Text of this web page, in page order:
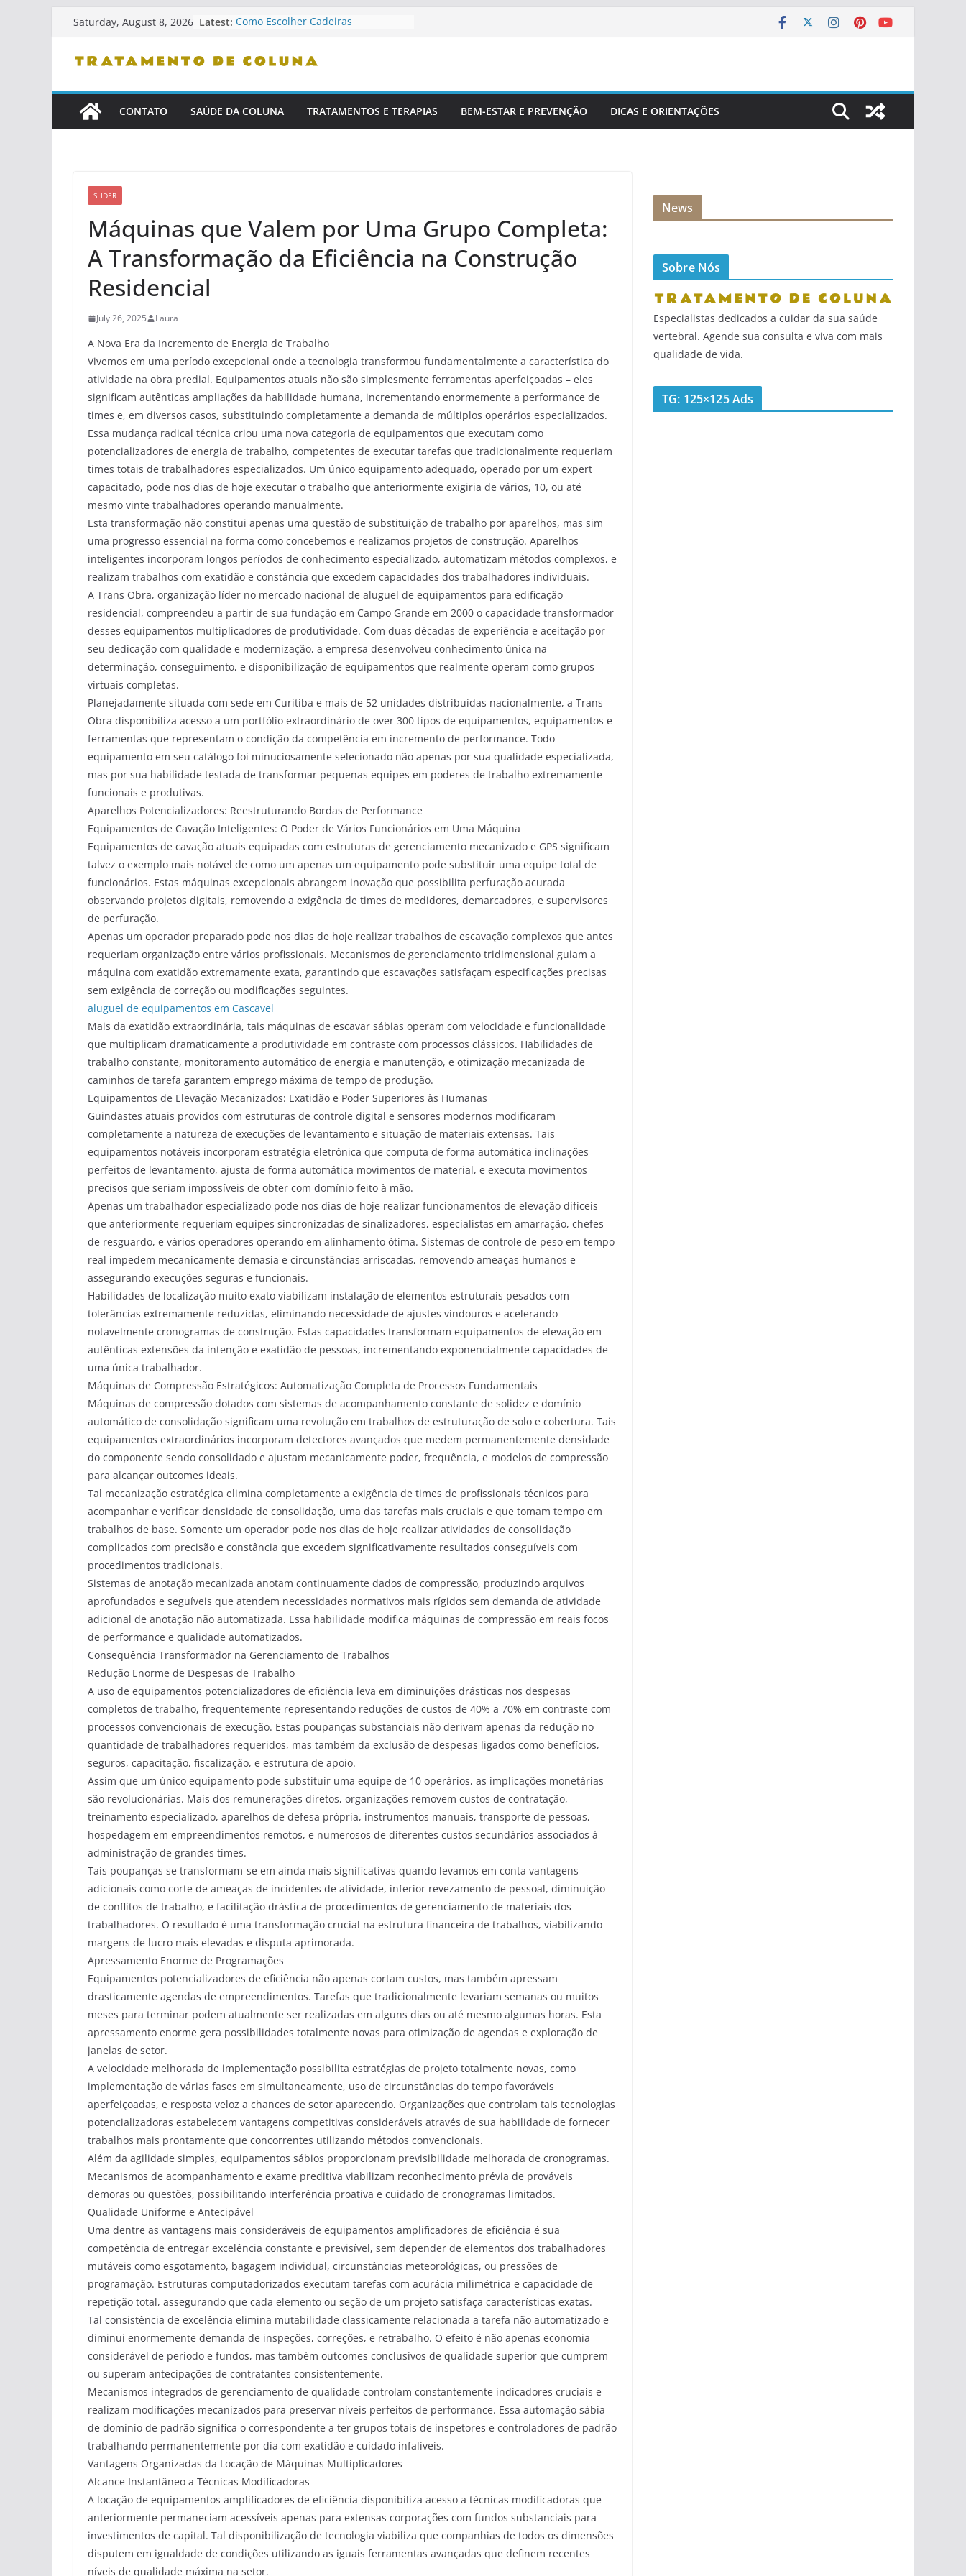
content
Saturday, August 8, 2026 Latest: Como Escolher Cadeiras
Confiança
Problemas De Coluna
Como Se Levantar Corretamente Da
CONTATO SAÚDE DA COLUNA TRATAMENTOS E TERAPIAS BEM-ESTAR E PREVENÇÃO DICAS E ORIENTAÇÕES
SLIDER
Máquinas que Valem por Uma Grupo Completa:
A Transformação da Eficiência na Construção
Residencial
July 26, 2025 Laura
A Nova Era da Incremento de Energia de Trabalho
Vivemos em uma período excepcional onde a tecnologia transformou fundamentalmente a característica do
atividade na obra predial. Equipamentos atuais não são simplesmente ferramentas aperfeiçoadas – eles
significam autênticas ampliações da habilidade humana, incrementando enormemente a performance de
times e, em diversos casos, substituindo completamente a demanda de múltiplos operários especializados.
Essa mudança radical técnica criou uma nova categoria de equipamentos que executam como
potencializadores de energia de trabalho, competentes de executar tarefas que tradicionalmente requeriam
times totais de trabalhadores especializados. Um único equipamento adequado, operado por um expert
capacitado, pode nos dias de hoje executar o trabalho que anteriormente exigiria de vários, 10, ou até
mesmo vinte trabalhadores operando manualmente.
Esta transformação não constitui apenas uma questão de substituição de trabalho por aparelhos, mas sim
uma progresso essencial na forma como concebemos e realizamos projetos de construção. Aparelhos
inteligentes incorporam longos períodos de conhecimento especializado, automatizam métodos complexos, e
realizam trabalhos com exatidão e constância que excedem capacidades dos trabalhadores individuais.
A Trans Obra, organização líder no mercado nacional de aluguel de equipamentos para edificação
residencial, compreendeu a partir de sua fundação em Campo Grande em 2000 o capacidade transformador
desses equipamentos multiplicadores de produtividade. Com duas décadas de experiência e aceitação por
seu dedicação com qualidade e modernização, a empresa desenvolveu conhecimento única na
determinação, conseguimento, e disponibilização de equipamentos que realmente operam como grupos
virtuais completas.
Planejadamente situada com sede em Curitiba e mais de 52 unidades distribuídas nacionalmente, a Trans
Obra disponibiliza acesso a um portfólio extraordinário de over 300 tipos de equipamentos, equipamentos e
ferramentas que representam o condição da competência em incremento de performance. Todo
equipamento em seu catálogo foi minuciosamente selecionado não apenas por sua qualidade especializada,
mas por sua habilidade testada de transformar pequenas equipes em poderes de trabalho extremamente
funcionais e produtivas.
Aparelhos Potencializadores: Reestruturando Bordas de Performance
Equipamentos de Cavação Inteligentes: O Poder de Vários Funcionários em Uma Máquina
Equipamentos de cavação atuais equipadas com estruturas de gerenciamento mecanizado e GPS significam
talvez o exemplo mais notável de como um apenas um equipamento pode substituir uma equipe total de
funcionários. Estas máquinas excepcionais abrangem inovação que possibilita perfuração acurada
observando projetos digitais, removendo a exigência de times de medidores, demarcadores, e supervisores
de perfuração.
Apenas um operador preparado pode nos dias de hoje realizar trabalhos de escavação complexos que antes
requeriam organização entre vários profissionais. Mecanismos de gerenciamento tridimensional guiam a
máquina com exatidão extremamente exata, garantindo que escavações satisfaçam especificações precisas
sem exigência de correção ou modificações seguintes.
aluguel de equipamentos em Cascavel
Mais da exatidão extraordinária, tais máquinas de escavar sábias operam com velocidade e funcionalidade
que multiplicam dramaticamente a produtividade em contraste com processos clássicos. Habilidades de
trabalho constante, monitoramento automático de energia e manutenção, e otimização mecanizada de
caminhos de tarefa garantem emprego máxima de tempo de produção.
Equipamentos de Elevação Mecanizados: Exatidão e Poder Superiores às Humanas
Guindastes atuais providos com estruturas de controle digital e sensores modernos modificaram
completamente a natureza de execuções de levantamento e situação de materiais extensas. Tais
equipamentos notáveis incorporam estratégia eletrônica que computa de forma automática inclinações
perfeitos de levantamento, ajusta de forma automática movimentos de material, e executa movimentos
precisos que seriam impossíveis de obter com domínio feito à mão.
Apenas um trabalhador especializado pode nos dias de hoje realizar funcionamentos de elevação difíceis
que anteriormente requeriam equipes sincronizadas de sinalizadores, especialistas em amarração, chefes
de resguardo, e vários operadores operando em alinhamento ótima. Sistemas de controle de peso em tempo
real impedem mecanicamente demasia e circunstâncias arriscadas, removendo ameaças humanos e
assegurando execuções seguras e funcionais.
Habilidades de localização muito exato viabilizam instalação de elementos estruturais pesados com
tolerâncias extremamente reduzidas, eliminando necessidade de ajustes vindouros e acelerando
notavelmente cronogramas de construção. Estas capacidades transformam equipamentos de elevação em
autênticas extensões da intenção e exatidão de pessoas, incrementando exponencialmente capacidades de
uma única trabalhador.
Máquinas de Compressão Estratégicos: Automatização Completa de Processos Fundamentais
Máquinas de compressão dotados com sistemas de acompanhamento constante de solidez e domínio
automático de consolidação significam uma revolução em trabalhos de estruturação de solo e cobertura. Tais
equipamentos extraordinários incorporam detectores avançados que medem permanentemente densidade
do componente sendo consolidado e ajustam mecanicamente poder, frequência, e modelos de compressão
para alcançar outcomes ideais.
Tal mecanização estratégica elimina completamente a exigência de times de profissionais técnicos para
acompanhar e verificar densidade de consolidação, uma das tarefas mais cruciais e que tomam tempo em
trabalhos de base. Somente um operador pode nos dias de hoje realizar atividades de consolidação
complicados com precisão e constância que excedem significativamente resultados conseguíveis com
procedimentos tradicionais.
Sistemas de anotação mecanizada anotam continuamente dados de compressão, produzindo arquivos
aprofundados e seguíveis que atendem necessidades normativos mais rígidos sem demanda de atividade
adicional de anotação não automatizada. Essa habilidade modifica máquinas de compressão em reais focos
de performance e qualidade automatizados.
Consequência Transformador na Gerenciamento de Trabalhos
Redução Enorme de Despesas de Trabalho
A uso de equipamentos potencializadores de eficiência leva em diminuições drásticas nos despesas
completos de trabalho, frequentemente representando reduções de custos de 40% a 70% em contraste com
processos convencionais de execução. Estas poupanças substanciais não derivam apenas da redução no
quantidade de trabalhadores requeridos, mas também da exclusão de despesas ligados como benefícios,
seguros, capacitação, fiscalização, e estrutura de apoio.
Assim que um único equipamento pode substituir uma equipe de 10 operários, as implicações monetárias
são revolucionárias. Mais dos remunerações diretos, organizações removem custos de contratação,
treinamento especializado, aparelhos de defesa própria, instrumentos manuais, transporte de pessoas,
hospedagem em empreendimentos remotos, e numerosos de diferentes custos secundários associados à
administração de grandes times.
Tais poupanças se transformam-se em ainda mais significativas quando levamos em conta vantagens
adicionais como corte de ameaças de incidentes de atividade, inferior revezamento de pessoal, diminuição
de conflitos de trabalho, e facilitação drástica de procedimentos de gerenciamento de materiais dos
trabalhadores. O resultado é uma transformação crucial na estrutura financeira de trabalhos, viabilizando
margens de lucro mais elevadas e disputa aprimorada.
Apressamento Enorme de Programações
Equipamentos potencializadores de eficiência não apenas cortam custos, mas também apressam
drasticamente agendas de empreendimentos. Tarefas que tradicionalmente levariam semanas ou muitos
meses para terminar podem atualmente ser realizadas em alguns dias ou até mesmo algumas horas. Esta
apressamento enorme gera possibilidades totalmente novas para otimização de agendas e exploração de
janelas de setor.
A velocidade melhorada de implementação possibilita estratégias de projeto totalmente novas, como
implementação de várias fases em simultaneamente, uso de circunstâncias do tempo favoráveis
aperfeiçoadas, e resposta veloz a chances de setor aparecendo. Organizações que controlam tais tecnologias
potencializadoras estabelecem vantagens competitivas consideráveis através de sua habilidade de fornecer
trabalhos mais prontamente que concorrentes utilizando métodos convencionais.
Além da agilidade simples, equipamentos sábios proporcionam previsibilidade melhorada de cronogramas.
Mecanismos de acompanhamento e exame preditiva viabilizam reconhecimento prévia de prováveis
demoras ou questões, possibilitando interferência proativa e cuidado de cronogramas limitados.
Qualidade Uniforme e Antecipável
Uma dentre as vantagens mais consideráveis de equipamentos amplificadores de eficiência é sua
competência de entregar excelência constante e previsível, sem depender de elementos dos trabalhadores
mutáveis como esgotamento, bagagem individual, circunstâncias meteorológicas, ou pressões de
programação. Estruturas computadorizados executam tarefas com acurácia milimétrica e capacidade de
repetição total, assegurando que cada elemento ou seção de um projeto satisfaça características exatas.
Tal consistência de excelência elimina mutabilidade classicamente relacionada a tarefa não automatizado e
diminui enormemente demanda de inspeções, correções, e retrabalho. O efeito é não apenas economia
considerável de período e fundos, mas também outcomes conclusivos de qualidade superior que cumprem
ou superam antecipações de contratantes consistentemente.
Mecanismos integrados de gerenciamento de qualidade controlam constantemente indicadores cruciais e
realizam modificações mecanizados para preservar níveis perfeitos de performance. Essa automação sábia
de domínio de padrão significa o correspondente a ter grupos totais de inspetores e controladores de padrão
trabalhando permanentemente por dia com exatidão e cuidado infalíveis.
Vantagens Organizadas da Locação de Máquinas Multiplicadores
Alcance Instantâneo a Técnicas Modificadoras
A locação de equipamentos amplificadores de eficiência disponibiliza acesso a técnicas modificadoras que
anteriormente permaneciam acessíveis apenas para extensas corporações com fundos substanciais para
investimentos de capital. Tal disponibilização de tecnologia viabiliza que companhias de todos os dimensões
disputem em igualdade de condições utilizando as iguais ferramentas avançadas que definem recentes
níveis de qualidade máxima na setor.
News
Sobre Nós
Especialistas dedicados a cuidar da sua saúde
vertebral. Agende sua consulta e viva com mais
qualidade de vida.
TG: 125×125 Ads